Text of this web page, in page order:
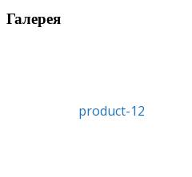
Галерея
product-12